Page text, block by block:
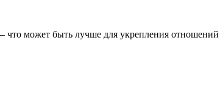
может быть лучше для укрепления отношений